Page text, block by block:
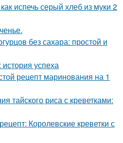
испечь серый хлеб из муки 2
без сахара: простой и
успеха
рецепт маринования на 1
тайского риса с креветками:
Королевские креветки с